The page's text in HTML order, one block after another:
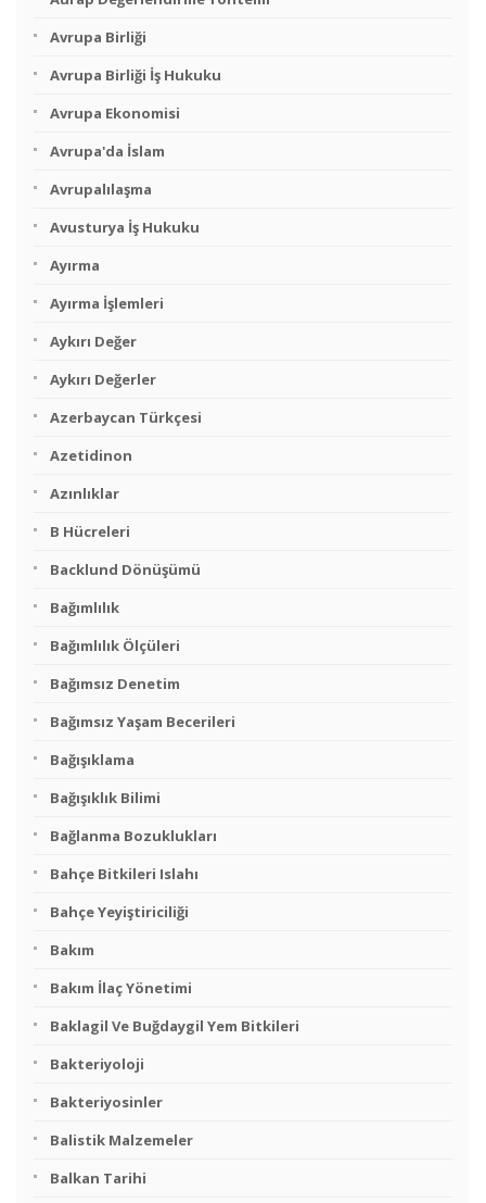
Avrupa Birliği
Avrupa Birliği İş Hukuku
Avrupa Ekonomisi
Avrupa'da İslam
Avrupalılaşma
Avusturya İş Hukuku
Ayırma
Ayırma İşlemleri
Aykırı Değer
Aykırı Değerler
Azerbaycan Türkçesi
Azetidinon
Azınlıklar
B Hücreleri
Backlund Dönüşümü
Bağımlılık
Bağımlılık Ölçüleri
Bağımsız Denetim
Bağımsız Yaşam Becerileri
Bağışıklama
Bağışıklık Bilimi
Bağlanma Bozuklukları
Bahçe Bitkileri Islahı
Bahçe Yeyiştiriciliği
Bakım
Bakım İlaç Yönetimi
Baklagil Ve Buğdaygil Yem Bitkileri
Bakteriyoloji
Bakteriyosinler
Balistik Malzemeler
Balkan Tarihi